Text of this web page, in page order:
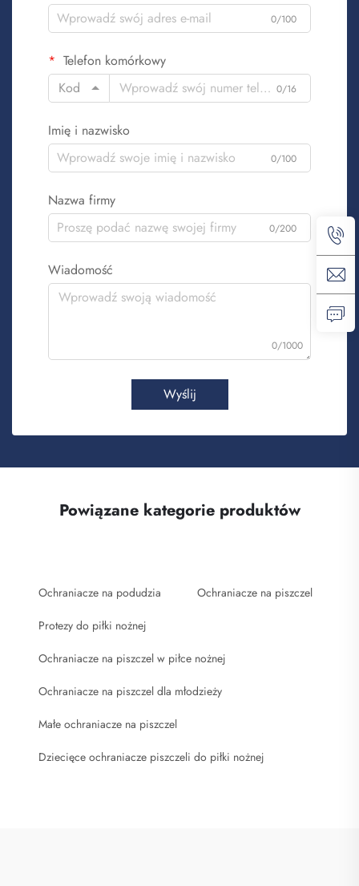
0/100
Telefon komórkowy
Kod
0/16
Imię i nazwisko
0/100
Nazwa firmy
0/200
Wiadomość
0/1000
Wyślij
Powiązane kategorie produktów
Ochraniacze na podudzia Ochraniacze na piszczel
Protezy do piłki nożnej
Ochraniacze na piszczel w piłce nożnej
Ochraniacze na piszczel dla młodzieży
Małe ochraniacze na piszczel
Dziecięce ochraniacze piszczeli do piłki nożnej